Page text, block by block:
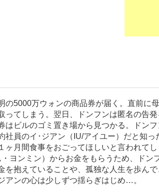
5000万ウォンの商品券が届く。直前に
てしまう。翌日、ドンフンは匿名の告
ビルのゴミ置き場から見つかる。ドン
員のイ･ジアン（IU/アイユー）だと知っ
月間食事をおごってほしいと言われて
ヨンミン）からお金をもらうため、ドン
抱えていることや、孤独な人生を歩ん
アンの心は少しずつ揺らぎはじめ…。